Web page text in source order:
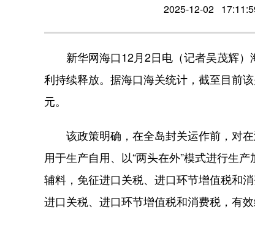
2025-12-02
新华网海口12月2日电（记者吴茂辉）
利持续释放。据海口海关统计，截至目前
元。
该政策明确，在全岛封关运作前，对在
用于生产自用、以“两头在外”模式进行生
辅料，免征进口关税、进口环节增值税和
进口关税、进口环节增值税和消费税，有